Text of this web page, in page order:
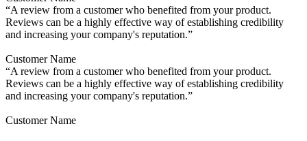
“A review from a customer who benefited from your product.
Reviews can be a highly effective way of establishing credibility
and increasing your company's reputation.”
Customer Name
“A review from a customer who benefited from your product.
Reviews can be a highly effective way of establishing credibility
and increasing your company's reputation.”
Customer Name